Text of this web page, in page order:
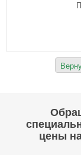
цены